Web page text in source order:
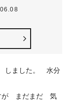
ました。 水分
が まだまだ 気